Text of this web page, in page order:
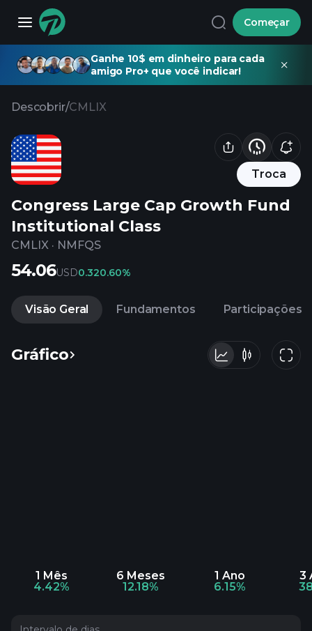
Começar
Ganhe 10$ em dinheiro para cada
amigo Pro+ que você indicar!
Descobrir/CMLIX
Troca
Congress Large Cap Growth Fund
Institutional Class
CMLIX · NMFQS
54.06USD0.320.60%
Visão Geral Fundamentos Participações
Gráfico
1 Mês
4.42%
6 Meses
12.18%
1 Ano
6.15%
3